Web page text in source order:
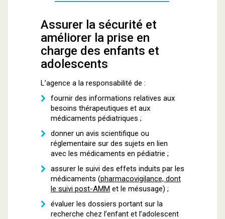
Assurer la sécurité et
améliorer la prise en
charge des enfants et
adolescents
L’agence a la responsabilité de :
fournir des informations relatives aux
besoins thérapeutiques et aux
médicaments pédiatriques ;
donner un avis scientifique ou
réglementaire sur des sujets en lien
avec les médicaments en pédiatrie ;
assurer le suivi des effets induits par les
médicaments (pharmacovigilance, dont
le suivi post-AMM et le mésusage) ;
évaluer les dossiers portant sur la
recherche chez l’enfant et l’adolescent